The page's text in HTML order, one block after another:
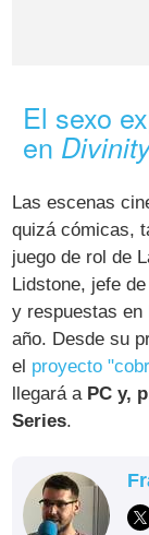
El sexo
en
Las escenas
quizá cómicas,
juego de rol de
Lidstone, jefe
y respuestas en
año. Desde su
el proyecto
llegará a PC y,
Series.